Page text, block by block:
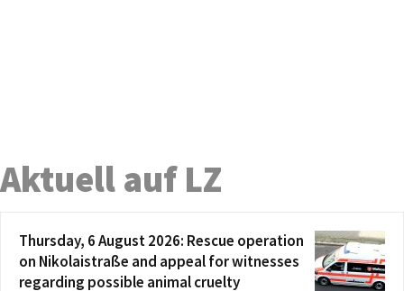
Aktuell auf LZ
Thursday, 6 August 2026: Rescue operation
on Nikolaistraße and appeal for witnesses
regarding possible animal cruelty